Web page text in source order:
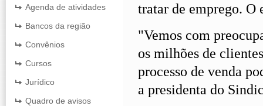
Agenda de atividades
Bancos da região
Convênios
Cursos
Jurídico
Quadro de avisos
tratar de emprego. O
"Vemos com
os milhões de
processo de venda
a presidenta do